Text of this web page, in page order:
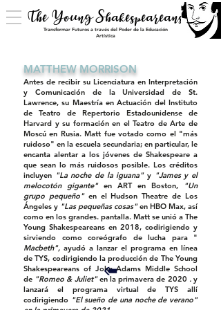
The Young Shakespeareans
Transformar Futuros a través del Poder de la Educación
Artística
MATTHEW MORRISON
Antes de recibir su Licenciatura en Interpretación
y Comunicación de la Universidad de St.
Lawrence, su Maestría en Actuación del Instituto
de Teatro de Repertorio Estadounidense de
Harvard y su formación en el Teatro de Arte de
Moscú en Rusia. Matt fue votado como el "más
ruidoso" en la escuela secundaria; en particular, le
encanta alentar a los jóvenes de Shakespeare a
que sean lo más ruidosos posible. Los créditos
incluyen "La noche de la iguana" y "James y el
melocotón gigante" en ART en Boston,
"Un
grupo pequeño" en el Hudson Theatre de Los
Ángeles y "Las pequeñas cosas" en HBO Max, así
como en los grandes. pantalla. Matt se unió a The
Young Shakespeareans en 2018, codirigiendo y
sirviendo como coreógrafo de lucha para "
Macbeth", ayudó a lanzar el programa en línea
de TYS, codirigiendo la producción de The Young
Shakespeareans of John Adams Middle School
de "Romeo & Juliet" en la primavera de 2020 . y
lanzará el programa virtual de TYS allí
codirigiendo "El sueño de una noche de verano"